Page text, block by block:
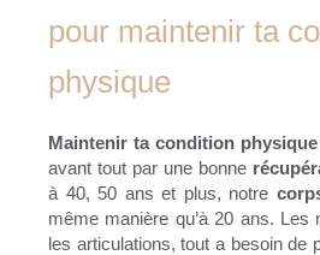
pour maintenir ta
physique
Maintenir ta condition physique
avant tout par une bonne
à 40, 50 ans et plus, notre
même manière qu’à 20 ans. Les
les articulations, tout a besoin de